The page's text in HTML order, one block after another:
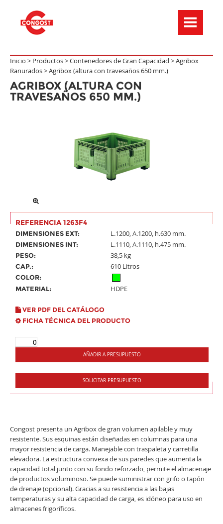
Inicio > Productos>Contenedores de Gran Capacidad >Agribox
Ranurados>Agribox (altura con travesaños 650 mm.)
AGRIBOX (ALTURA CON
TRAVESAÑOS 650 MM.)
REFERENCIA 1263F4
DIMENSIONES EXT: L.1200, A.1200, h.630 mm.
DIMENSIONES INT: L.1110, A.1110, h.475 mm.
PESO: 38,5 kg
CAP.: 610 Litros
COLOR:
MATERIAL:
HDPE
VER PDF DEL CATÁLOGO
FICHA TÉCNICA DEL PRODUCTO
AÑADIR A PRESUPUESTO
SOLICITAR PRESUPUESTO
Congost presenta un Agribox de gran volumen apilable y muy
resistente. Sus esquinas están diseñadas en columnas para una
mayor resistencia de carga. Manejable con traspaleta y carretilla
elevadora. La estructura convexa de sus paredes que aumenta la
capacidad total junto con su fondo reforzado, permite el almacenaje
de productos voluminoso. Se puede suministrar con grifo o tapón
de drenaje (opcional). Gracias a su resistencia a las bajas
temperaturas y su alta capacidad de carga, es idóneo para uso en
almacenes frigoríficos.